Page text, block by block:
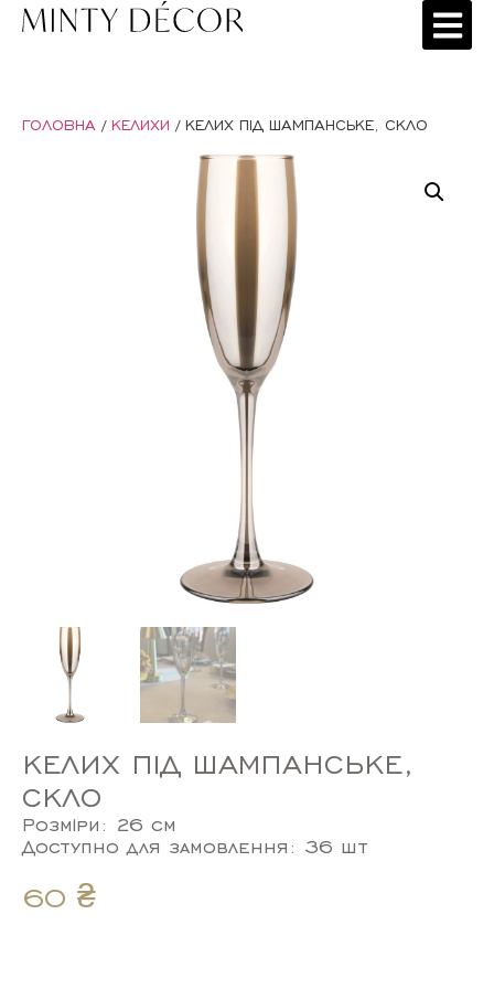
ГОЛОВНА / КЕЛИХИ / КЕЛИХ ПІД ШАМПАНСЬКЕ, СКЛО
КЕЛИХ ПІД ШАМПАНСЬКЕ,
СКЛО
Розміри: 26 см
Доступно для замовлення: 36 шт
60 ₴